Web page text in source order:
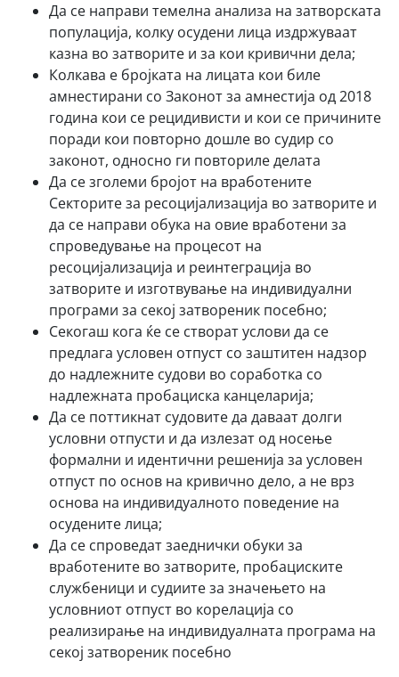
Да се направи темелна анализа на затворската
популација, колку осудени лица издржуваат
казна во затворите и за кои кривични дела;
Колкава е бројката на лицата кои биле
амнестирани со Законот за амнестија од 2018
година кои се рецидивисти и кои се причините
поради кои повторно дошле во судир со
законот, односно ги повториле делата
Да се зголеми бројот на вработените
Секторите за ресоцијализација во затворите и
да се направи обука на овие вработени за
спроведување на процесот на
ресоцијализација и реинтеграција во
затворите и изготвување на индивидуални
програми за секој затвореник посебно;
Секогаш кога ќе се створат услови да се
предлага условен отпуст со заштитен надзор
до надлежните судови во соработка со
надлежната пробациска канцеларија;
Да се поттикнат судовите да даваат долги
условни отпусти и да излезат од носење
формални и идентични решенија за условен
отпуст по основ на кривично дело, а не врз
основа на индивидуалното поведение на
осудените лица;
Да се спроведат заеднички обуки за
вработените во затворите, пробациските
службеници и судиите за значењето на
условниот отпуст во корелација со
реализирање на индивидуалната програма на
секој затвореник посебно